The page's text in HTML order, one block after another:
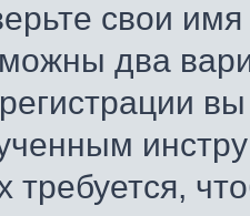
свои
два
требуется,